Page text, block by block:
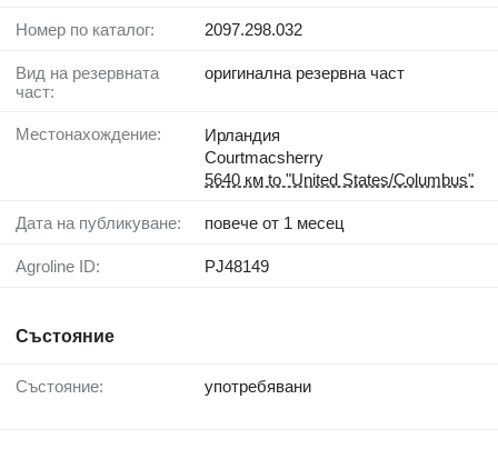
Номер по каталог: 2097.298.032
Вид на резервната
част:
оригинална резервна част
Местонахождение:
Ирландия
Courtmacsherry
5640 км to "United States/Columbus"
Дата на публикуване: повече от 1 месец
Agroline ID: PJ48149
Състояние
Състояние: употребявани